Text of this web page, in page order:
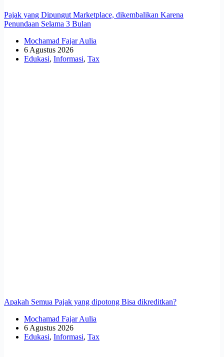
Pajak yang Dipungut Marketplace, dikembalikan Karena
Penundaan Selama 3 Bulan
Mochamad Fajar Aulia
6 Agustus 2026
Edukasi, Informasi, Tax
Apakah Semua Pajak yang dipotong Bisa dikreditkan?
Mochamad Fajar Aulia
6 Agustus 2026
Edukasi, Informasi, Tax